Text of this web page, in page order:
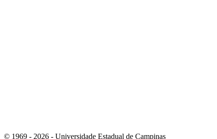
© 1969 - 2026 - Universidade Estadual de Campinas